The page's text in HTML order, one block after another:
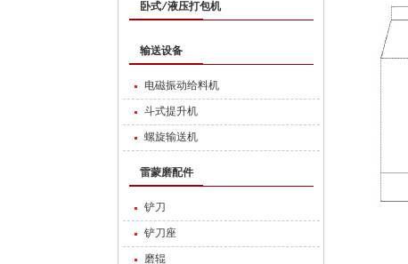
卧式/液压打包机
输送设备
电磁振动给料机
斗式提升机
螺旋输送机
雷蒙磨配件
铲刀
铲刀座
磨辊